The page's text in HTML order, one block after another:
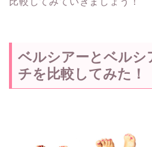
ベルシアーとベルシ
チを比較してみた！